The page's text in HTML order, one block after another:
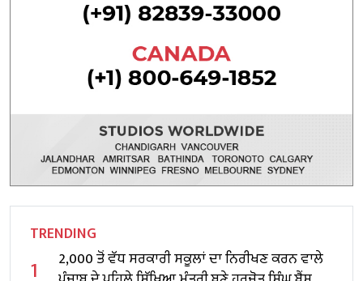
TRENDING
1
2,000 ਤੋਂ ਵੱਧ ਸਰਕਾਰੀ ਸਕੂਲਾਂ ਦਾ ਨਿਰੀਖਣ ਕਰਨ ਵਾਲੇ